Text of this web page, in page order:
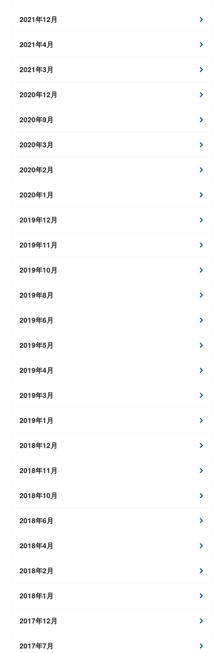
2021年12月
2021年4月
2021年3月
2020年12月
2020年9月
2020年3月
2020年2月
2020年1月
2019年12月
2019年11月
2019年10月
2019年8月
2019年6月
2019年5月
2019年4月
2019年3月
2019年1月
2018年12月
2018年11月
2018年10月
2018年6月
2018年4月
2018年2月
2018年1月
2017年12月
2017年7月